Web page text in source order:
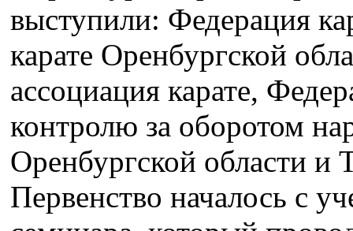
выступили: Федерация
карате Оренбургской
ассоциация карате,
контролю за оборотом
Оренбургской области
Первенство началось с